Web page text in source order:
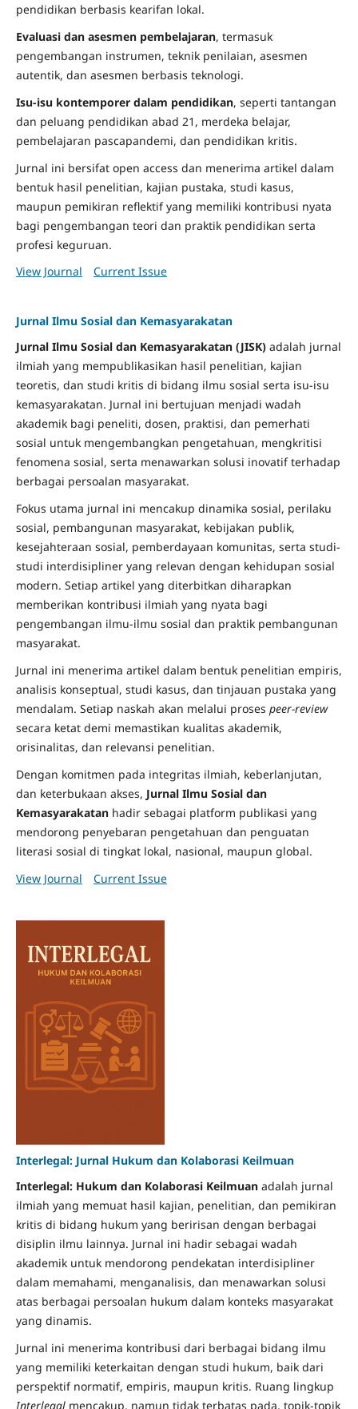
pendidikan berbasis kearifan lokal.
Evaluasi dan asesmen pembelajaran, termasuk
pengembangan instrumen, teknik penilaian, asesmen
autentik, dan asesmen berbasis teknologi.
Isu-isu kontemporer dalam pendidikan, seperti tantangan
dan peluang pendidikan abad 21, merdeka belajar,
pembelajaran pascapandemi, dan pendidikan kritis.
Jurnal ini bersifat open access dan menerima artikel dalam
bentuk hasil penelitian, kajian pustaka, studi kasus,
maupun pemikiran reflektif yang memiliki kontribusi nyata
bagi pengembangan teori dan praktik pendidikan serta
profesi keguruan.
View Journal
Current Issue
Jurnal Ilmu Sosial dan Kemasyarakatan
Jurnal Ilmu Sosial dan Kemasyarakatan (JISK)adalah jurnal
ilmiah yang mempublikasikan hasil penelitian, kajian
teoretis, dan studi kritis di bidang ilmu sosial serta isu-isu
kemasyarakatan. Jurnal ini bertujuan menjadi wadah
akademik bagi peneliti, dosen, praktisi, dan pemerhati
sosial untuk mengembangkan pengetahuan, mengkritisi
fenomena sosial, serta menawarkan solusi inovatif terhadap
berbagai persoalan masyarakat.
Fokus utama jurnal ini mencakup dinamika sosial, perilaku
sosial, pembangunan masyarakat, kebijakan publik,
kesejahteraan sosial, pemberdayaan komunitas, serta studi-
studi interdisipliner yang relevan dengan kehidupan sosial
modern. Setiap artikel yang diterbitkan diharapkan
memberikan kontribusi ilmiah yang nyata bagi
pengembangan ilmu-ilmu sosial dan praktik pembangunan
masyarakat.
Jurnal ini menerima artikel dalam bentuk penelitian empiris,
analisis konseptual, studi kasus, dan tinjauan pustaka yang
mendalam. Setiap naskah akan melalui proses peer-review
secara ketat demi memastikan kualitas akademik,
orisinalitas, dan relevansi penelitian.
Dengan komitmen pada integritas ilmiah, keberlanjutan,
dan keterbukaan akses, Jurnal Ilmu Sosial dan
Kemasyarakatanhadir sebagai platform publikasi yang
mendorong penyebaran pengetahuan dan penguatan
literasi sosial di tingkat lokal, nasional, maupun global.
View Journal
Current Issue
Interlegal: Jurnal Hukum dan Kolaborasi Keilmuan
Interlegal: Hukum dan Kolaborasi Keilmuanadalah jurnal
ilmiah yang memuat hasil kajian, penelitian, dan pemikiran
kritis di bidang hukum yang beririsan dengan berbagai
disiplin ilmu lainnya. Jurnal ini hadir sebagai wadah
akademik untuk mendorong pendekatan interdisipliner
dalam memahami, menganalisis, dan menawarkan solusi
atas berbagai persoalan hukum dalam konteks masyarakat
yang dinamis.
Jurnal ini menerima kontribusi dari berbagai bidang ilmu
yang memiliki keterkaitan dengan studi hukum, baik dari
perspektif normatif, empiris, maupun kritis. Ruang lingkup
Interlegalmencakup, namun tidak terbatas pada, topik-topik